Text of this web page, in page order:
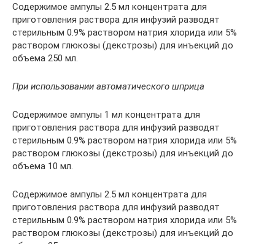
Содержимое ампулы 2.5 мл концентрата для
приготовления раствора для инфузий разводят
стерильным 0.9% раствором натрия хлорида или 5%
раствором глюкозы (декстрозы) для инъекций до
объема 250 мл.
При использовании автоматического шприца
Содержимое ампулы 1 мл концентрата для
приготовления раствора для инфузий разводят
стерильным 0.9% раствором натрия хлорида или 5%
раствором глюкозы (декстрозы) для инъекций до
объема 10 мл.
Содержимое ампулы 2.5 мл концентрата для
приготовления раствора для инфузий разводят
стерильным 0.9% раствором натрия хлорида или 5%
раствором глюкозы (декстрозы) для инъекций до